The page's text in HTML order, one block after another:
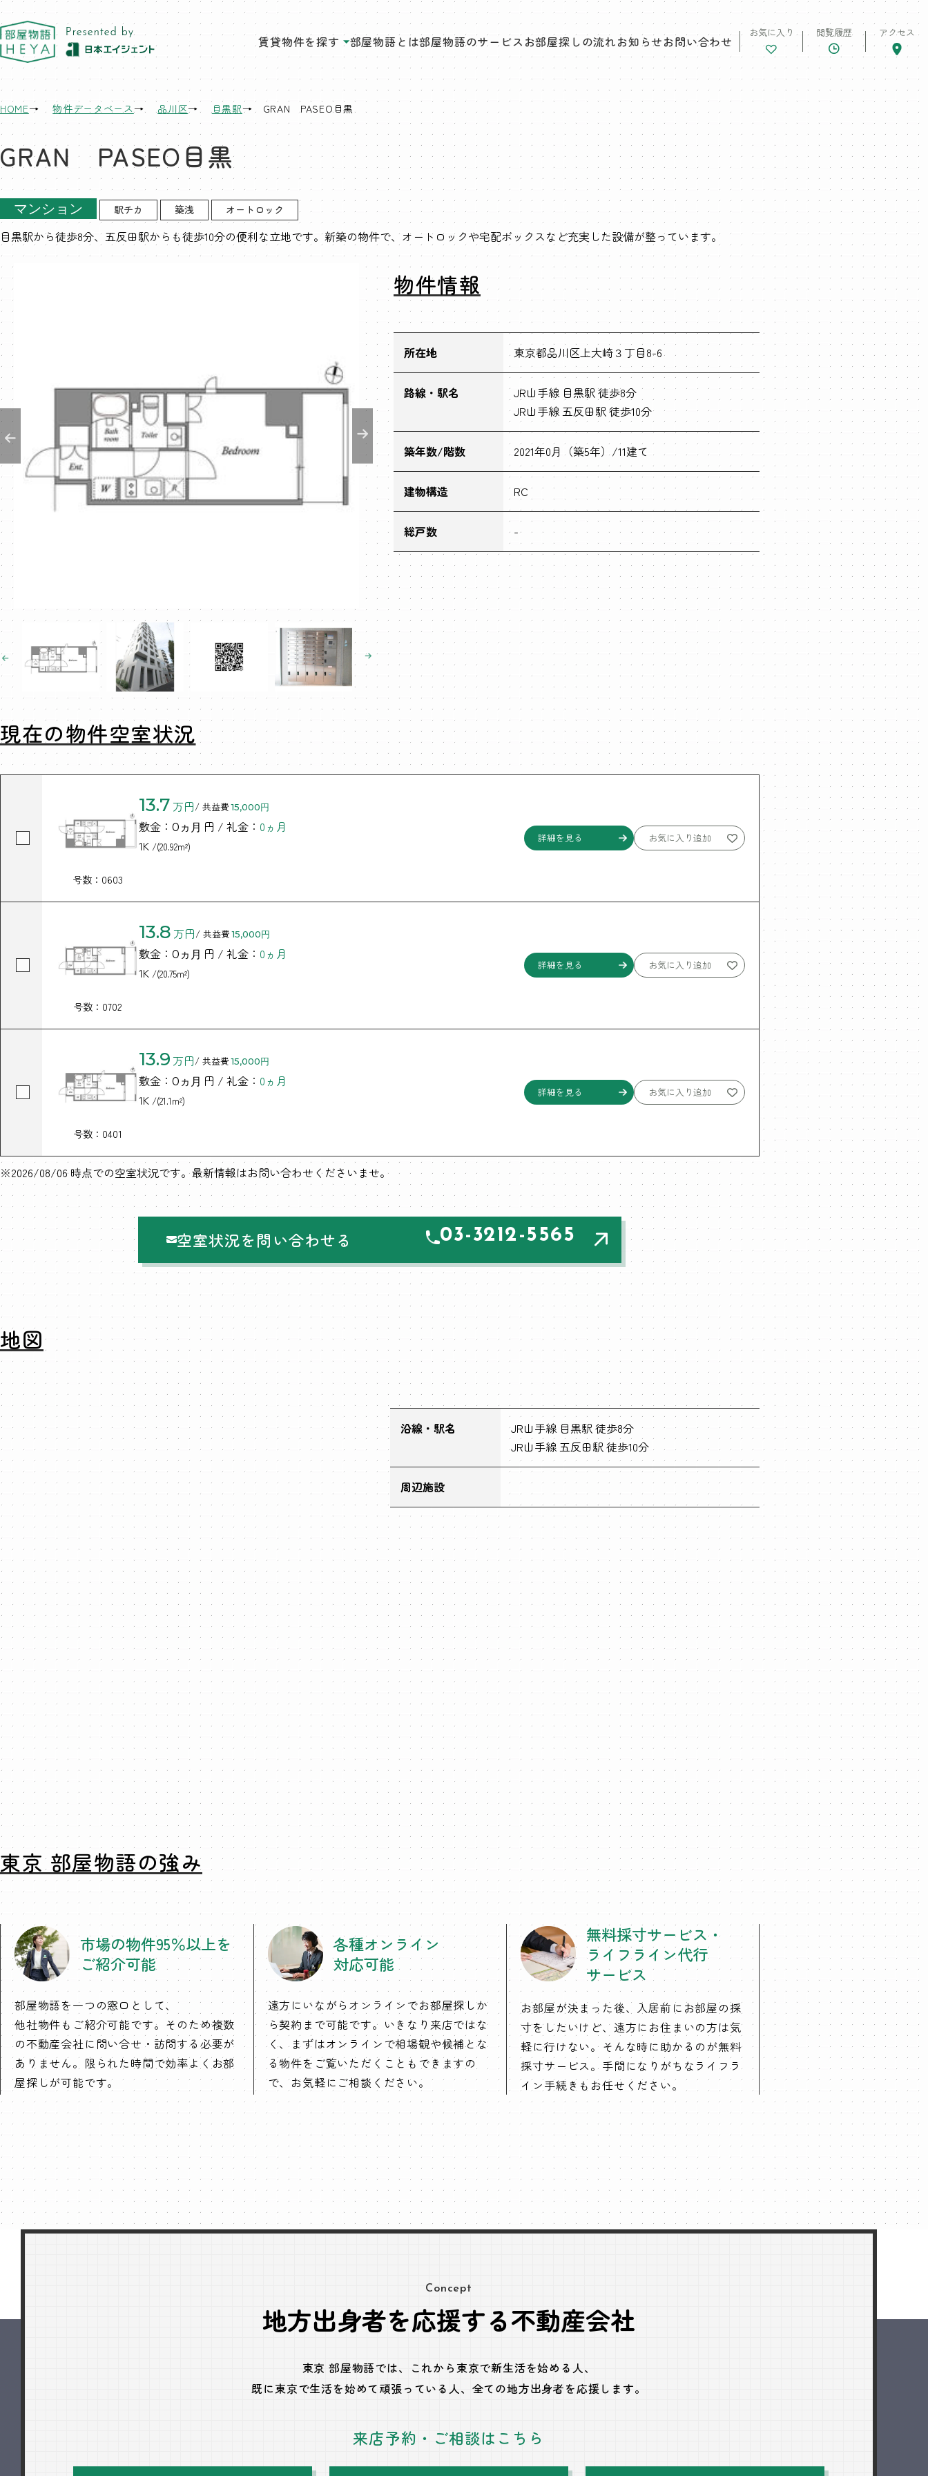
東京 部屋物語
賃貸物件を探す 部屋物語とは部屋物語のサービス お部屋探しの流れお知らせお問い合わせ
お気に入り 閲覧履歴 アクセス
HOME 物件データベース 品川区 目黒駅 GRAN PASEO目黒
GRAN PASEO目黒
マンション 駅チカ 築浅 オートロック
目黒駅から徒歩8分、五反田駅からも徒歩10分の便利な立地です。新築の物件で、オートロックや宅配ボックスなど充実した設備が整っています。
物件情報
所在地 東京都品川区上大崎３丁目8-6
路線・駅名
JR山手線 目黒駅 徒歩8分
JR山手線 五反田駅 徒歩10分
築年数/階数 2021年0月（築5年）/11建て
建物構造 RC
総戸数 -
現在の物件空室状況
号数：0603
13.7 万円/ 共益費 15,000円
敷金： 0ヵ月 円 / 礼金： 0ヵ月
1K /(20.92m²)
詳細を見る お気に入り追加
号数：0702
13.8 万円/ 共益費 15,000円
敷金： 0ヵ月 円 / 礼金： 0ヵ月
1K /(20.75m²)
詳細を見る お気に入り追加
号数：0401
13.9 万円/ 共益費 15,000円
敷金： 0ヵ月 円 / 礼金： 0ヵ月
1K /(21.1m²)
詳細を見る お気に入り追加
※2026/08/06 時点での空室状況です。最新情報はお問い合わせくださいませ。
空室状況を問い合わせる 03-3212-5565
地図
沿線・駅名
JR山手線 目黒駅 徒歩8分
JR山手線 五反田駅 徒歩10分
周辺施設
東京 部屋物語の強み
市場の物件95％以上を
ご紹介可能
部屋物語を一つの窓口として、
他社物件もご紹介可能です。そのため複数
の不動産会社に問い合せ・訪問する必要が
ありません。限られた時間で効率よくお部
屋探しが可能です。
各種オンライン
対応可能
遠方にいながらオンラインでお部屋探しか
ら契約まで可能です。いきなり来店ではな
く、まずはオンラインで相場観や候補とな
る物件をご覧いただくこともできますの
で、お気軽にご相談ください。
無料採寸サービス・
ライフライン代行
サービス
お部屋が決まった後、入居前にお部屋の採
寸をしたいけど、遠方にお住まいの方は気
軽に行けない。そんな時に助かるのが無料
採寸サービス。手間になりがちなライフラ
イン手続きもお任せください。
Concept
地方出身者を応援する不動産会社
東京 部屋物語では、
これから東京で新生活を始める人、
既に東京で生活を始めて頑張っている人、 全ての地方出身者を応援します。
来店予約・ご相談はこちら